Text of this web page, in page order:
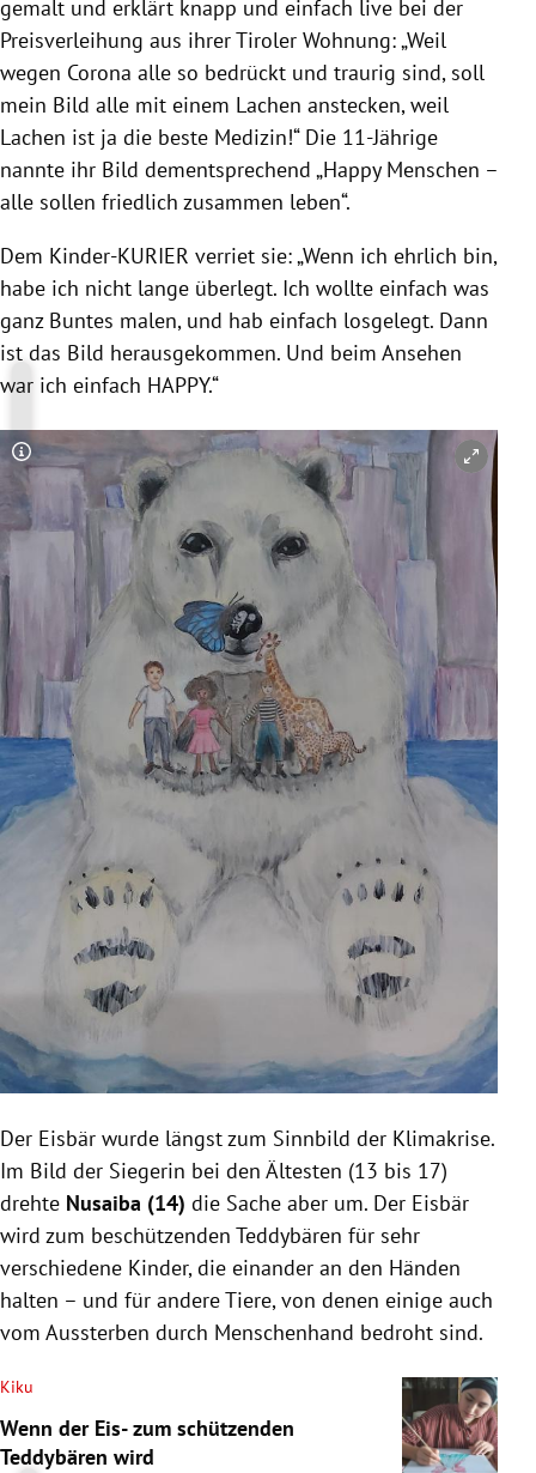
gemalt und erklärt knapp und einfach live bei der
Preisverleihung aus ihrer Tiroler Wohnung: „Weil
wegen Corona alle so bedrückt und traurig sind, soll
mein Bild alle mit einem Lachen anstecken, weil
Lachen ist ja die beste Medizin!“ Die 11-Jährige
nannte ihr Bild dementsprechend „Happy Menschen –
alle sollen friedlich zusammen leben“.
Dem Kinder-KURIER verriet sie: „Wenn ich ehrlich bin,
habe ich nicht lange überlegt. Ich wollte einfach was
ganz Buntes malen, und hab einfach losgelegt. Dann
ist das Bild herausgekommen. Und beim Ansehen
war ich einfach HAPPY.“
Copyright-Hinweis öffnen/schließen
Der Eisbär wurde längst zum Sinnbild der Klimakrise.
Im Bild der Siegerin bei den Ältesten (13 bis 17)
drehte Nusaiba (14) die Sache aber um. Der Eisbär
wird zum beschützenden Teddybären für sehr
verschiedene Kinder, die einander an den Händen
halten – und für andere Tiere, von denen einige auch
vom Aussterben durch Menschenhand bedroht sind.
Kiku
Wenn der Eis- zum schützenden
Teddybären wird